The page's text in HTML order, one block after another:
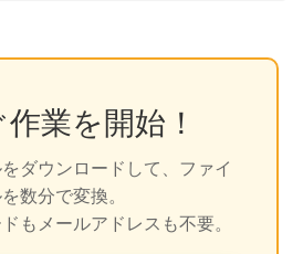
業を開始！
ダウンロードして、ファイ
数分で変換。
もメールアドレスも不要。